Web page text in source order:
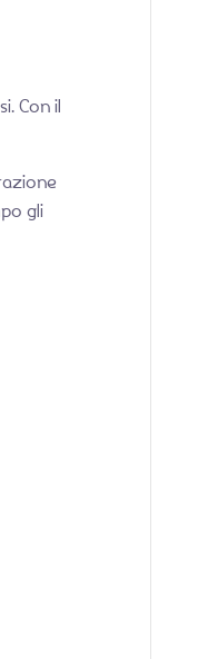
Con il
gli